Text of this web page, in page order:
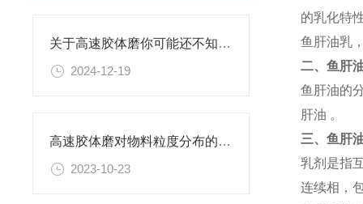
关于高速胶体磨你可能还不知道！
2024-12-19
高速胶体磨对物料粒度分布的影响研究
2023-10-23
的乳化特
鱼肝油乳
二、鱼肝
鱼肝油的
肝油 。
三、鱼肝
乳剂 是指
连续相，